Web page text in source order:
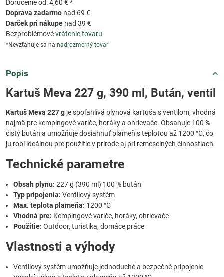
Doručenie od: 4,60 € *
Doprava zadarmo nad 69 €
Darček pri nákupe nad 39 €
Bezproblémovévrátenie tovaru
*Nevzťahuje sa na nadrozmerný tovar
Popis
Kartuš Meva 227 g, 390 ml, Bután, ventil
Kartuš Meva 227 g je spoľahlivá plynová kartuša s ventilom, vhodná
najmä pre kempingové variče, horáky a ohrievače. Obsahuje 100 %
čistý bután a umožňuje dosiahnuť plameň s teplotou až 1200 °C, čo
ju robí ideálnou pre použitie v prírode aj pri remeselných činnostiach.
Technické parametre
Obsah plynu: 227 g (390 ml) 100 % bután
Typ pripojenia: Ventilový systém
Max. teplota plameňa: 1200 °C
Vhodná pre: Kempingové variče, horáky, ohrievače
Použitie: Outdoor, turistika, domáce práce
Vlastnosti a výhody
Ventilový systém umožňuje jednoduché a bezpečné pripojenie